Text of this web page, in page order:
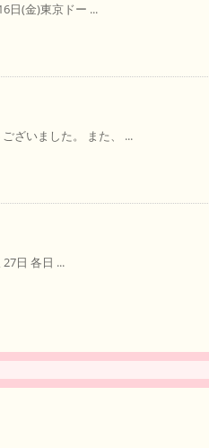
日(金)東京ドー ...
ざいました。 また、 ...
日 各日 ...